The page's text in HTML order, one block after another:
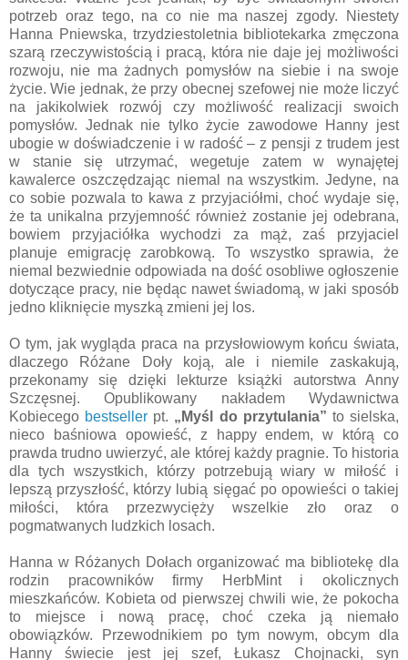
potrzeb oraz tego, na co nie ma naszej zgody. Niestety
Hanna Pniewska, trzydziestoletnia bibliotekarka zmęczona
szarą rzeczywistością i pracą, która nie daje jej możliwości
rozwoju, nie ma żadnych pomysłów na siebie i na swoje
życie. Wie jednak, że przy obecnej szefowej nie może liczyć
na jakikolwiek rozwój czy możliwość realizacji swoich
pomysłów. Jednak nie tylko życie zawodowe Hanny jest
ubogie w doświadczenie i w radość – z pensji z trudem jest
w stanie się utrzymać, wegetuje zatem w wynajętej
kawalerce oszczędzając niemal na wszystkim. Jedyne, na
co sobie pozwala to kawa z przyjaciółmi, choć wydaje się,
że ta unikalna przyjemność również zostanie jej odebrana,
bowiem przyjaciółka wychodzi za mąż, zaś przyjaciel
planuje emigrację zarobkową. To wszystko sprawia, że
niemal bezwiednie odpowiada na dość osobliwe ogłoszenie
dotyczące pracy, nie będąc nawet świadomą, w jaki sposób
jedno kliknięcie myszką zmieni jej los.
O tym, jak wygląda praca na przysłowiowym końcu świata,
dlaczego Różane Doły koją, ale i niemile zaskakują,
przekonamy się dzięki lekturze książki autorstwa Anny
Szczęsnej. Opublikowany nakładem Wydawnictwa
Kobiecego bestseller pt. „Myśl do przytulania” to sielska,
nieco baśniowa opowieść, z happy endem, w którą co
prawda trudno uwierzyć, ale której każdy pragnie. To historia
dla tych wszystkich, którzy potrzebują wiary w miłość i
lepszą przyszłość, którzy lubią sięgać po opowieści o takiej
miłości, która przezwycięży wszelkie zło oraz o
pogmatwanych ludzkich losach.
Hanna w Różanych Dołach organizować ma bibliotekę dla
rodzin pracowników firmy HerbMint i okolicznych
mieszkańców. Kobieta od pierwszej chwili wie, że pokocha
to miejsce i nową pracę, choć czeka ją niemało
obowiązków. Przewodnikiem po tym nowym, obcym dla
Hanny świecie jest jej szef, Łukasz Chojnacki, syn